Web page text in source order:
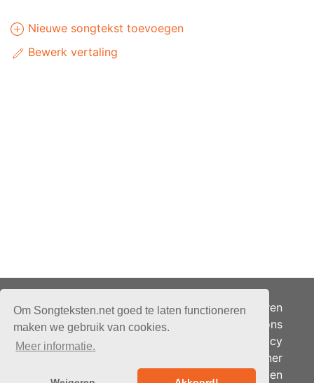
Om Songteksten.net goed te laten functioneren
maken we gebruik van cookies.
Meer informatie.
Nieuwe songtekst toevoegen
Bewerk vertaling
Alle rechten voorbehouden.
Adverteren
Over ons
Je privacy
Partner
Berichten